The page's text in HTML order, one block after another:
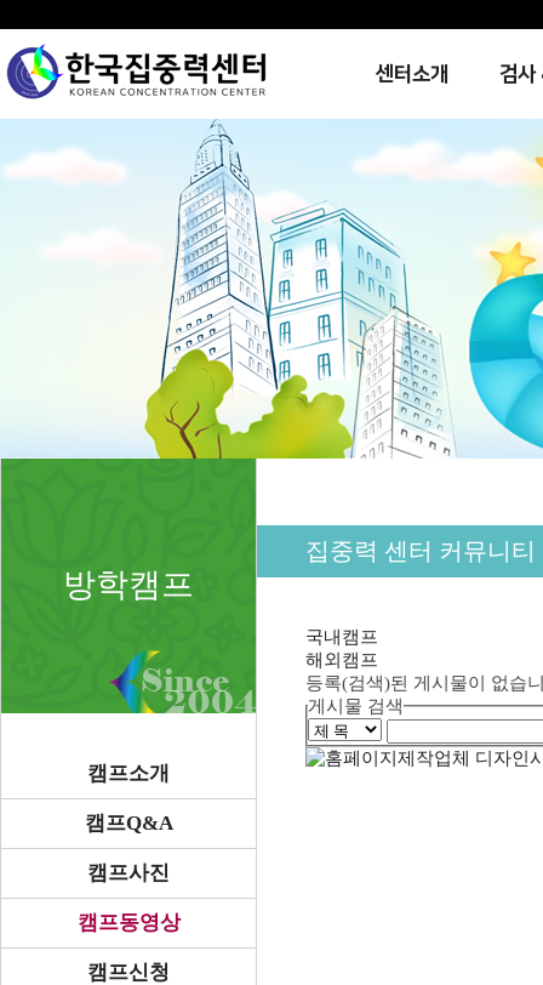
센터소개 검사
방학캠프
캠프소개
캠프Q&A
캠프사진
캠프동영상
캠프신청
집중력 센터 커뮤니티
국내캠프
해외캠프
등록(검색)된 게시물이 없습
게시물 검색